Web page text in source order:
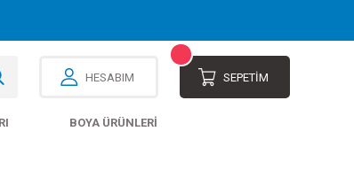
HESABIM SEPETİM
BOYA ÜRÜNLERI